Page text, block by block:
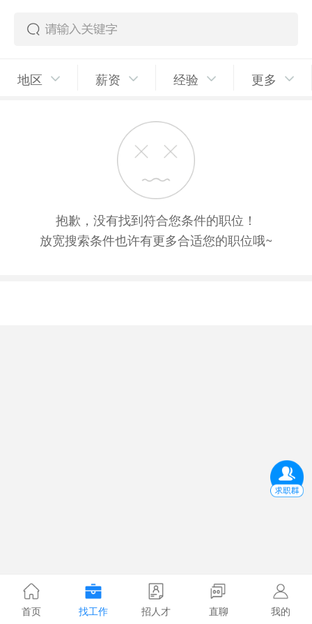
地区 薪资 经验 更多
抱歉，没有找到符合您条件的职位！
放宽搜索条件也许有更多合适您的职位哦~
首页 找工作 招人才 直聊 我的